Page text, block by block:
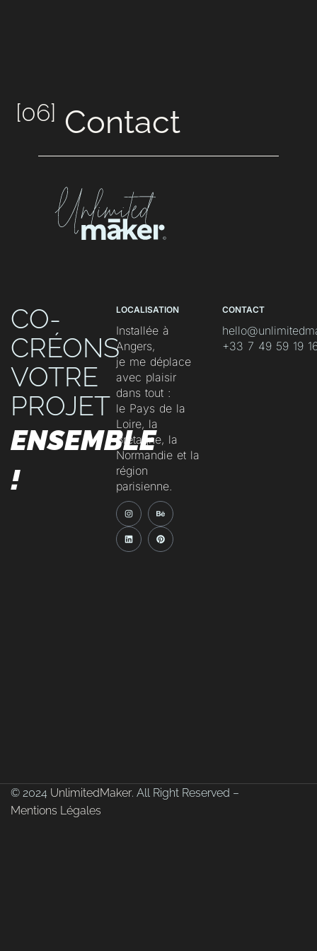
[06] Contact
CO-
CRÉONS
VOTRE
PROJET
ENSEMBLE
!
LOCALISATION
Installée à
Angers,
je me déplace
avec plaisir
dans tout :
le Pays de la
Loire, la
Bretagne, la
Normandie et la
région
parisienne.
CONTACT
‭+33 7 49 59 19
© 2024 UnlimitedMaker. All Right Reserved –
Mentions Légales